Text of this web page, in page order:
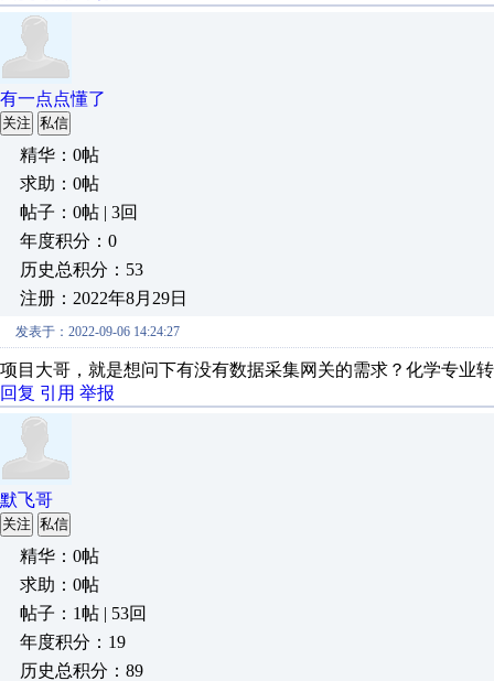
有一点点懂了
关注 私信
精华：0帖
求助：0帖
帖子：0帖 | 3回
年度积分：0
历史总积分：53
注册：2022年8月29日
发表于：2022-09-06 14:24:27
项目大哥，就是想问下有没有数据采集网关的需求？化学专业
回复 引用 举报
默飞哥
关注 私信
精华：0帖
求助：0帖
帖子：1帖 | 53回
年度积分：19
历史总积分：89